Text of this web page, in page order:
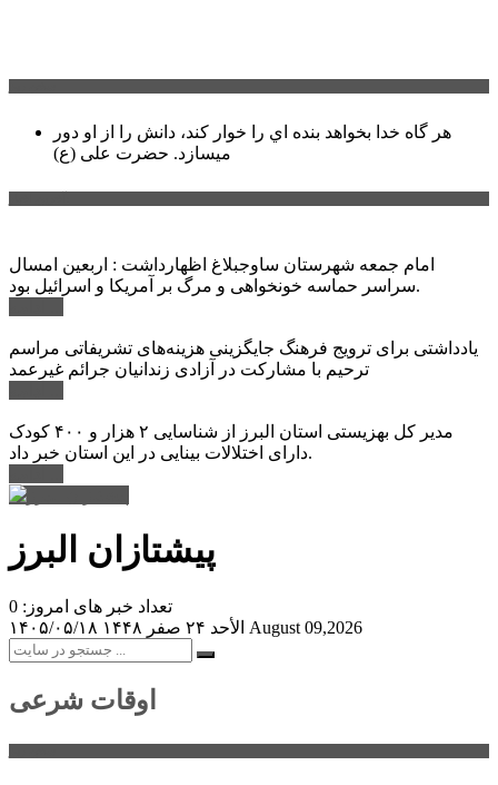
هر گاه خدا بخواهد بنده اي را خوار كند، دانش را از او دور
میسازد. حضرت علی (ع)
امام جمعه شهرستان ساوجبلاغ اظهارداشت : اربعین امسال
سراسر حماسه خونخواهی و مرگ بر آمریکا و اسرائیل بود.
یادداشتی برای ترویج فرهنگ جایگزینی هزینه‌های تشریفاتی مراسم
ترحیم با مشارکت در آزادی زندانیان جرائم غیرعمد
مدیر کل بهزیستی استان البرز از شناسایی ۲ هزار و ۴۰۰ کودک
دارای اختلالات بینایی در این استان خبر داد.
پیشتازان البرز
تعداد خبر های امروز: 0
۱۴۰۵/۰۵/۱۸
الأحد ۲۴ صفر ۱۴۴۸ August 09,2026
اوقات شرعی